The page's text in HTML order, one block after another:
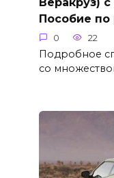
Пособие по
0 22
Подробное
со